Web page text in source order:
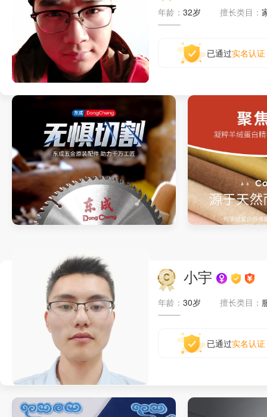
年龄： 32岁 擅长类目：
已通过实名认证
小宇
年龄： 30岁 擅长类目：
已通过实名认证